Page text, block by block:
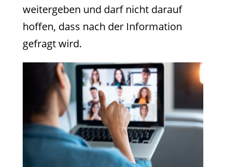
weitergeben und darf nicht darauf
hoffen, dass nach der Information
gefragt wird.